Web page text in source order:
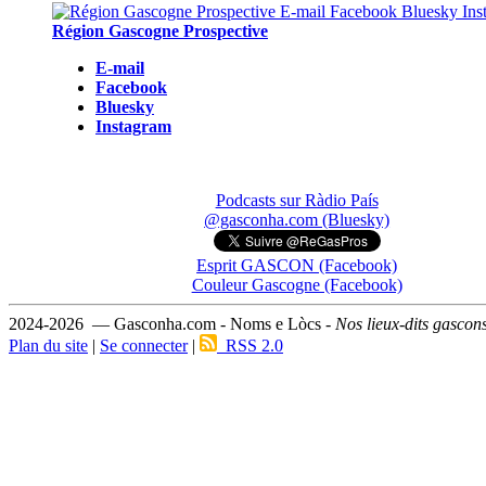
Région Gascogne Prospective
E-mail
Facebook
Bluesky
Instagram
Podcasts sur Ràdio País
@gasconha.com (Bluesky)
Esprit GASCON (Facebook)
Couleur Gascogne (Facebook)
2024-2026 — Gasconha.com - Noms e Lòcs - Nos lieux-dits
Plan du site | Se connecter| RSS 2.0